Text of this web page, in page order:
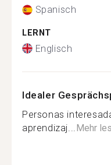
Spanisch
LERNT
Englisch
Idealer
Personas
aprendizaj... Mehr